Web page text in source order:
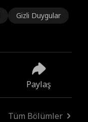
Gizli Duygular
Paylaş
Tüm Bölümler